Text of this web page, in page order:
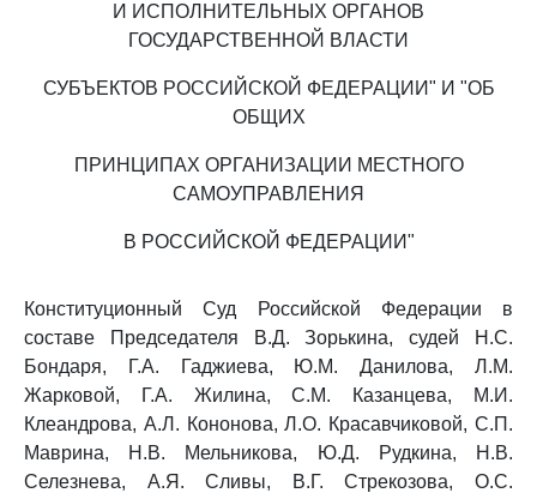
И ИСПОЛНИТЕЛЬНЫХ ОРГАНОВ
ГОСУДАРСТВЕННОЙ ВЛАСТИ
СУБЪЕКТОВ РОССИЙСКОЙ ФЕДЕРАЦИИ" И "ОБ
ОБЩИХ
ПРИНЦИПАХ ОРГАНИЗАЦИИ МЕСТНОГО
САМОУПРАВЛЕНИЯ
В РОССИЙСКОЙ ФЕДЕРАЦИИ"
Конституционный Суд Российской Федерации в
составе Председателя В.Д. Зорькина, судей Н.С.
Бондаря, Г.А. Гаджиева, Ю.М. Данилова, Л.М.
Жарковой, Г.А. Жилина, С.М. Казанцева, М.И.
Клеандрова, А.Л. Кононова, Л.О. Красавчиковой, С.П.
Маврина, Н.В. Мельникова, Ю.Д. Рудкина, Н.В.
Селезнева, А.Я. Сливы, В.Г. Стрекозова, О.С.